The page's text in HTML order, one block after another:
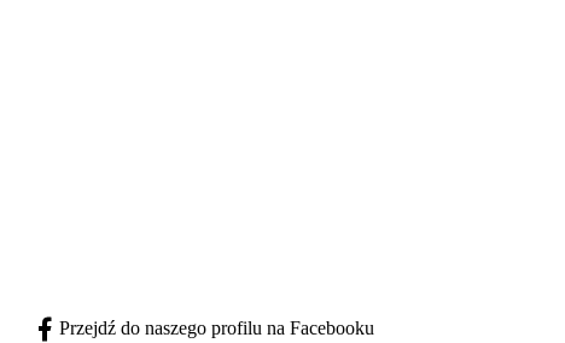
facebook - otwiera się w nowej karcie
Przejdź do naszego profilu na Facebooku